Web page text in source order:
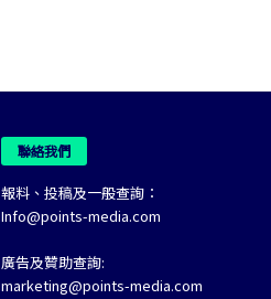
聯絡我們
報料、投稿及一般查詢：
Info@points-media.com
廣告及贊助查詢:
marketing@points-media.com